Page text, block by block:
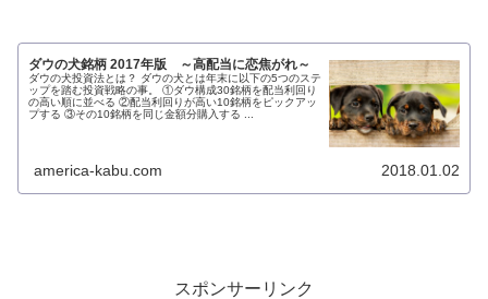
ダウの犬銘柄 2017年版 ～高配当に恋焦がれ～
ダウの犬投資法とは？ ダウの犬とは年末に以下の5つのステ
ップを踏む投資戦略の事。 ①ダウ構成30銘柄を配当利回り
の高い順に並べる ②配当利回りが高い10銘柄をピックアッ
プする ③その10銘柄を同じ金額分購入する ...
america-kabu.com 2018.01.02
スポンサーリンク